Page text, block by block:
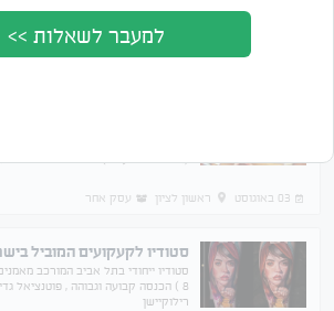
(אפשר גם לעבוד). ציוד בשווי 35k ל3 אירועים בו זמנית.
03 באוגוסט ראשון לציון עסק אחר
סטודיו לקעקועים המוביל
סטודיו ייחודי בתל אביב המורכב
8 ) הכנסה קבועה וגבוהה , פוטנציאל
רילוקיישן
למעבר לשאלות >>